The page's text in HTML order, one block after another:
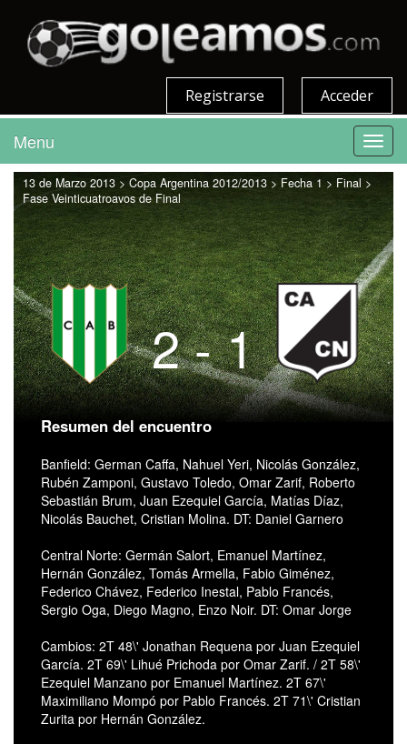
Acceder
Registrarse
Menu
13 de Marzo 2013 > Copa Argentina 2012/2013 > Fecha 1 > Final >
Fase Veinticuatroavos de Final
2 - 1
Resumen del encuentro
Banfield: German Caffa, Nahuel Yeri, Nicolás González,
Rubén Zamponi, Gustavo Toledo, Omar Zarif, Roberto
Sebastián Brum, Juan Ezequiel García, Matías Díaz,
Nicolás Bauchet, Cristian Molina. DT: Daniel Garnero
Central Norte: Germán Salort, Emanuel Martínez,
Hernán González, Tomás Armella, Fabio Giménez,
Federico Chávez, Federico Inestal, Pablo Francés,
Sergio Oga, Diego Magno, Enzo Noir. DT: Omar Jorge
Cambios: 2T 48\' Jonathan Requena por Juan Ezequiel
García. 2T 69\' Lihué Prichoda por Omar Zarif. / 2T 58\'
Ezequiel Manzano por Emanuel Martínez. 2T 67\'
Maximiliano Mompó por Pablo Francés. 2T 71\' Cristian
Zurita por Hernán González.